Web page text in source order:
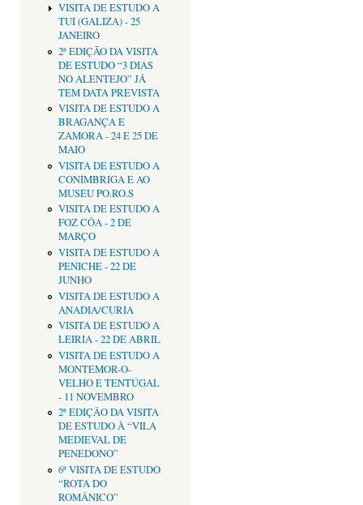
VISITA DE ESTUDO A
TUI (GALIZA) - 25
JANEIRO
2ª EDIÇÃO DA VISITA
DE ESTUDO “3 DIAS
NO ALENTEJO” JÁ
TEM DATA PREVISTA
VISITA DE ESTUDO A
BRAGANÇA E
ZAMORA - 24 E 25 DE
MAIO
VISITA DE ESTUDO A
CONÍMBRIGA E AO
MUSEU PO.RO.S
VISITA DE ESTUDO A
FOZ CÔA - 2 DE
MARÇO
VISITA DE ESTUDO A
PENICHE - 22 DE
JUNHO
VISITA DE ESTUDO A
ANADIA/CURIA
VISITA DE ESTUDO A
LEIRIA - 22 DE ABRIL
VISITA DE ESTUDO A
MONTEMOR-O-
VELHO E TENTÚGAL
- 11 NOVEMBRO
2ª EDIÇÂO DA VISITA
DE ESTUDO À “VILA
MEDIEVAL DE
PENEDONO”
6ª VISITA DE ESTUDO
“ROTA DO
ROMÂNICO”